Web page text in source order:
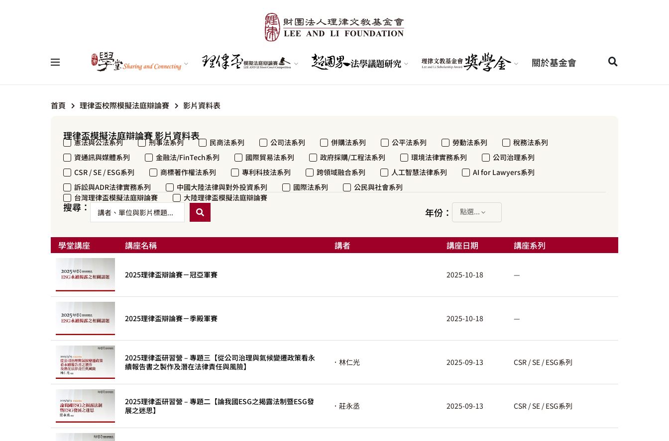
關於基金會
首頁 理律盃校際模擬法庭辯論賽 影片資料表
理律盃模擬法庭辯論賽 影片資料表
憲法與公法系列 刑事法系列 民商法系列 公司法系列 併購法系列 公平法系列 勞動法系列
稅務法系列
資通訊與媒體系列
金融法/FinTech系列 國際貿易法系列 政府採購/工程法系列 環境法律實務系列
公司治理系列
CSR / SE / ESG系列
商標著作權法系列 專利科技法系列 跨領域融合系列 人工智慧法律系列
AI for Lawyers系列
訴訟與ADR法律實務系列
中國大陸法律與對外投資系列 國際法系列
公民與社會系列
台灣理律盃模擬法庭辯論賽
大陸理律盃模擬法庭辯論賽
搜尋： 年份： 點選...
學堂講座 講座名稱 講者 講座日期 講座系列
2025理律盃辯論賽－冠亞軍賽 2025-10-18 —
2025理律盃辯論賽－季殿軍賽 2025-10-18 —
2025理律盃研習營 – 專題三【從公司治理與氣候變遷政策看永
續報告書之製作及潛在法律責任與風險】
．林仁光 2025-09-13 CSR / SE / ESG系列
2025理律盃研習營 – 專題二【論我國ESG之揭露法制暨ESG發
展之迷思】
．莊永丞 2025-09-13 CSR / SE / ESG系列